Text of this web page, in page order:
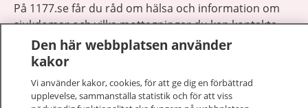
På 1177.se får du råd om hälsa och information om
sjukdomar och vilka mottagningar du kan kontakta.
Logga in för att läsa din journal och göra dina
vårdärenden. Ring telefonnummer 1177 för
1177 ger dig råd när du vill må bättre.
Den här webbplatsen använder
kakor
Vi använder kakor, cookies, för att ge dig en förbättrad
upplevelse, sammanställa statistik och för att viss